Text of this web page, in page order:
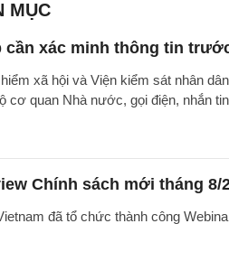
MỤC
cần xác minh thông tin
xã hội và Viện kiểm sát nhân
cơ quan Nhà nước, gọi điện, nhắn
Chính sách mới tháng
đã tổ chức thành công